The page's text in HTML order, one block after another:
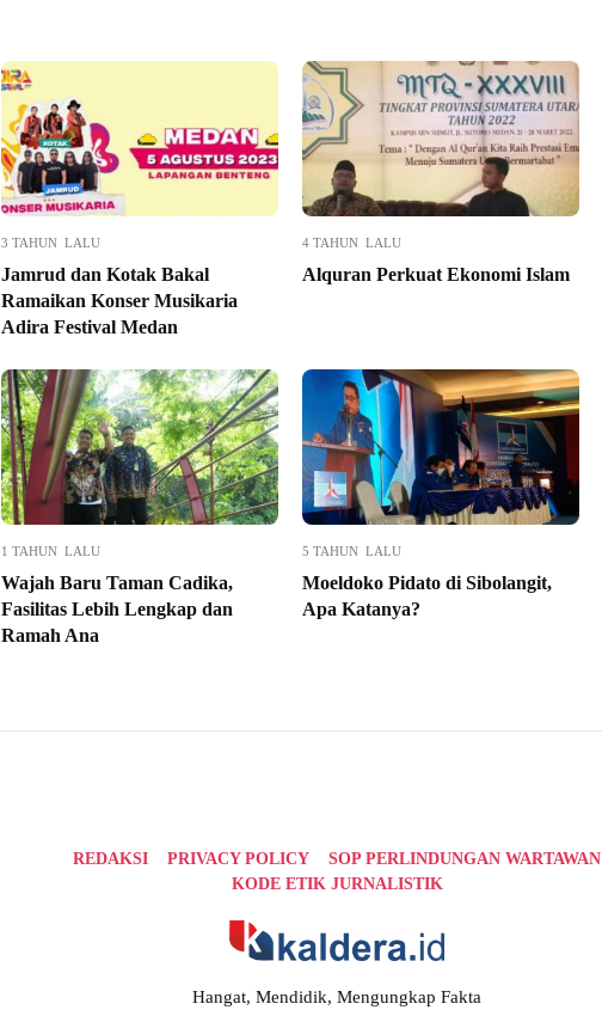
3 TAHUN LALU
Jamrud dan Kotak Bakal
Ramaikan Konser Musikaria
Adira Festival Medan
4 TAHUN LALU
Alquran Perkuat Ekonomi Islam
1 TAHUN LALU
Wajah Baru Taman Cadika,
Fasilitas Lebih Lengkap dan
Ramah Ana
5 TAHUN LALU
Moeldoko Pidato di Sibolangit,
Apa Katanya?
REDAKSI PRIVACY POLICY
SOP PERLINDUNGAN WARTAWAN
KODE ETIK JURNALISTIK
Hangat, Mendidik, Mengungkap Fakta